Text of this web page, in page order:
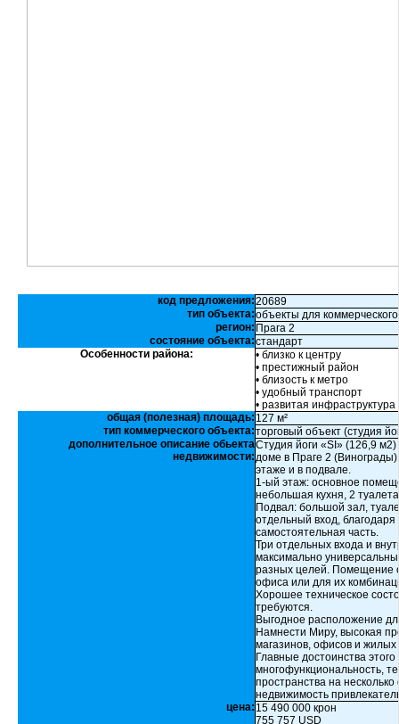
код предложения:20689
тип объекта:объекты для
регион: Прага 2
состояние объекта:стандарт
Особенности района:
• близко к центру
• престижный район
• близость к метро
• удобный транспорт
• развитая инфраструктура
общая (полезная) площадь: 127 м²
тип коммерческого объекта:торговый объект (студия
дополнительное описание обьекта
недвижимости:
Студия йоги «SI» (126,9
доме в Праге 2
этаже и в подвале.
1-ый этаж: основное
небольшая кухня, 2
Подвал: большой зал,
отдельный вход,
самостоятельная часть.
Три отдельных входа и
максимально
разных целей. Помещение
офиса или для их
Хорошее техническое
требуются.
Выгодное расположение
Намнести Миру, высокая
магазинов, офисов и жилых
Главные достоинства
многофункциональность,
пространства на
недвижимость
цена: 15 490 000 крон
755 757 USD